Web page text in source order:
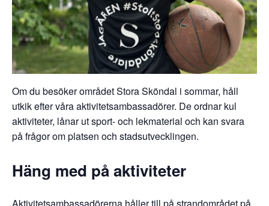
Om du besöker området Stora Sköndal i sommar, håll
utkik efter våra aktivitetsambassadörer. De ordnar kul
aktiviteter, lånar ut sport- och lekmaterial och kan svara
på frågor om platsen och stadsutvecklingen.
Häng med på aktiviteter